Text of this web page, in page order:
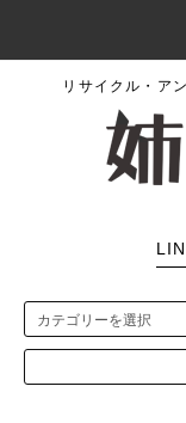
リサイクル・ア